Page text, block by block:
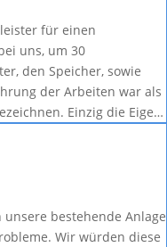
für einen
uns, um 30
den Speicher, sowie
der Arbeiten war als
Einzig die Eige…
bestehende Anlage
Wir würden diese